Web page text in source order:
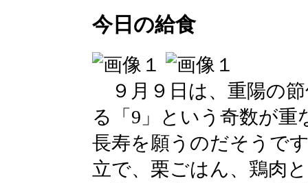
今日の給食
９月９日は、重陽の
る「9」という奇数が
長寿を願うのだそうで
立で、栗ごはん、鶏肉